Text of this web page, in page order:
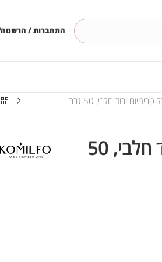
התחברות / הרשמה
ורוד חלבי, 50 גרם
קומילפו ג’ל פרימיום ורוד חלבי, 50